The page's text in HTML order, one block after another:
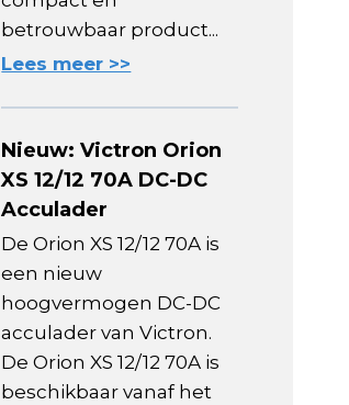
betrouwbaar product...
Lees meer >>
Nieuw: Victron Orion
XS 12/12 70A DC-DC
Acculader
De Orion XS 12/12 70A is
een nieuw
hoogvermogen DC-DC
acculader van Victron.
De Orion XS 12/12 70A is
beschikbaar vanaf het